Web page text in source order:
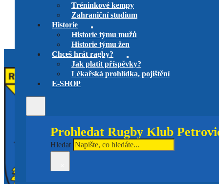
Tréninkové kempy
Zahraniční studium
Historie
Historie týmu mužů
Historie týmu žen
Chceš hrát ragby?
Jak platit příspěvky?
Lékařská prohlídka, pojištění
E-SHOP
Prohledat Rugby Klub
Hledat
RC Slavia vs. RK Petrovice
venkovní utkání play-offU14
Peří (RKP+Říčany) na Spartě
Mistrovství ČR 7s